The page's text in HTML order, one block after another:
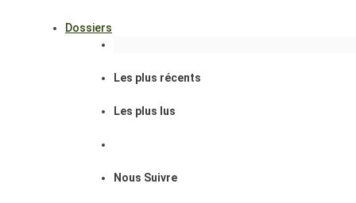
Dossiers
Les plus récents
Les plus lus
Nous Suivre